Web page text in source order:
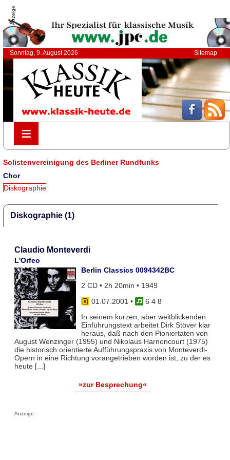
Anzeige
Sonntag, 9. August 2026 Sitemap
≡
≡
Solistenvereinigung des Berliner Rundfunks
Chor
Diskographie
Diskographie (1)
Claudio Monteverdi
L'Orfeo
Berlin Classics 0094342BC
2 CD • 2h 20min • 1949
01.07.2001 •
6 4 8
In seinem kurzen, aber weitblickenden
Einführungstext arbeitet Dirk Stöver klar
heraus, daß nach den Pioniertaten von
August Wenzinger (1955) und Nikolaus Harnoncourt (1975)
die historisch orientierte Aufführungspraxis von Monteverdi-
Opern in eine Richtung vorangetrieben worden ist, zu der es
heute [...]
»zur Besprechung«
Anzeige